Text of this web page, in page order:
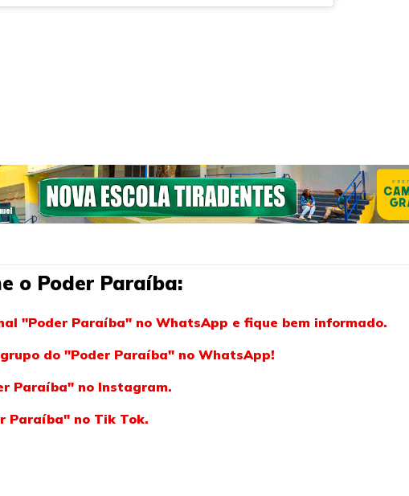
o Poder Paraíba:
"Poder Paraíba" no WhatsApp e fique bem informado.
do "Poder Paraíba" no WhatsApp!
Paraíba" no Instagram.
Paraíba" no Tik Tok.